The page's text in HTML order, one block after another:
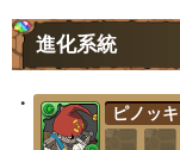
進化系統
ピノッ